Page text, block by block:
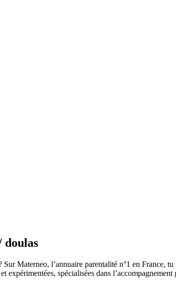
doulas
Materneo, l’annuaire parentalité n°1 en France,
expérimentées, spécialisées dans